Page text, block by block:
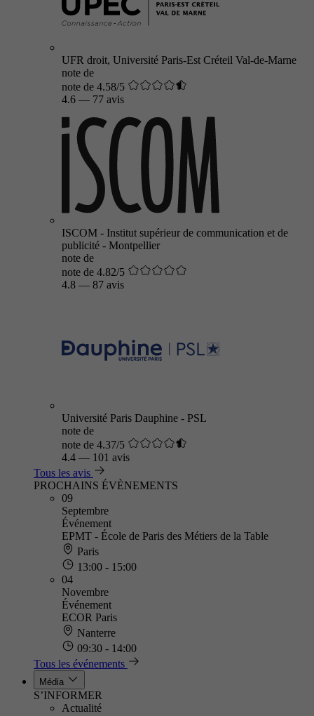
UFR droit, Université Paris-Est Créteil Val-de-Marne
note de
note de 4.58/5
4.6 — 77 avis
ISCOM - Institut supérieur de communication et de
publicité - Montpellier
note de
note de 4.82/5
4.8 — 87 avis
Université Paris Dauphine - PSL
note de
note de 4.37/5
4.4 — 101 avis
Tous les avis
PROCHAINS ÉVÈNEMENTS
09
Septembre
Événement
EPMT - École de Paris des Métiers de la Table
Paris
13:00 - 15:00
04
Novembre
Événement
ECOR Paris
Nanterre
09:30 - 14:00
Tous les événements
Média
S’INFORMER
Actualité